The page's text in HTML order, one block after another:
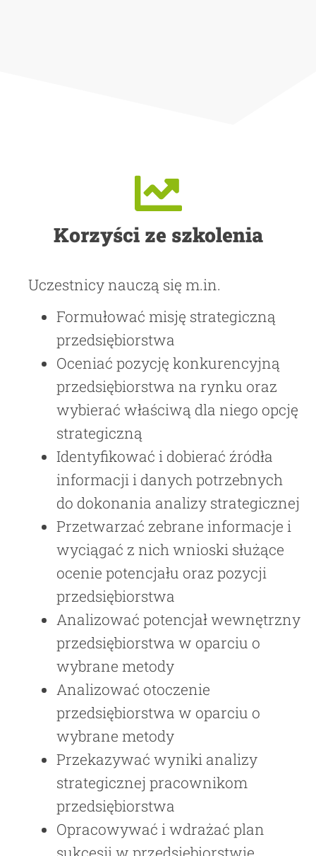
Korzyści ze szkolenia
Uczestnicy nauczą się m.in.
Formułować misję strategiczną
przedsiębiorstwa
Oceniać pozycję konkurencyjną
przedsiębiorstwa na rynku oraz
wybierać właściwą dla niego opcję
strategiczną
Identyfikować i dobierać źródła
informacji i danych potrzebnych
do dokonania analizy strategicznej
Przetwarzać zebrane informacje i
wyciągać z nich wnioski służące
ocenie potencjału oraz pozycji
przedsiębiorstwa
Analizować potencjał wewnętrzny
przedsiębiorstwa w oparciu o
wybrane metody
Analizować otoczenie
przedsiębiorstwa w oparciu o
wybrane metody
Przekazywać wyniki analizy
strategicznej pracownikom
przedsiębiorstwa
Opracowywać i wdrażać plan